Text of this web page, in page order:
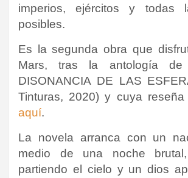
imperios, ejércitos y todas
posibles.
Es la segunda obra que
Mars, tras la antología de
DISONANCIA DE LAS
Tinturas, 2020) y cuya
aquí.
La novela arranca con un
medio de una noche
partiendo el cielo y un dios